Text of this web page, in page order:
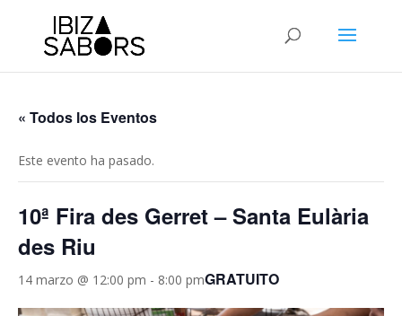
« Todos los Eventos
Este evento ha pasado.
10ª Fira des Gerret – Santa Eulària
des Riu
14 marzo @ 12:00 pm - 8:00 pmGRATUITO